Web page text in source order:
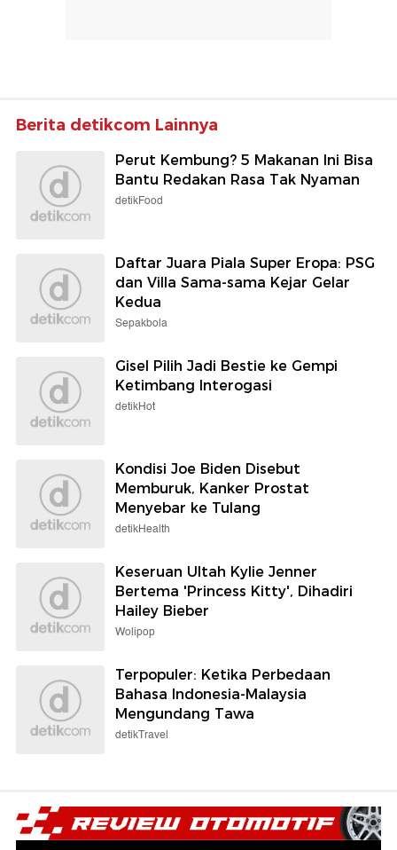
Berita detikcom Lainnya
Perut Kembung? 5 Makanan Ini Bisa
Bantu Redakan Rasa Tak Nyaman
detikFood
Daftar Juara Piala Super Eropa: PSG
dan Villa Sama-sama Kejar Gelar
Kedua
Sepakbola
Gisel Pilih Jadi Bestie ke Gempi
Ketimbang Interogasi
detikHot
Kondisi Joe Biden Disebut
Memburuk, Kanker Prostat
Menyebar ke Tulang
detikHealth
Keseruan Ultah Kylie Jenner
Bertema 'Princess Kitty', Dihadiri
Hailey Bieber
Wolipop
Terpopuler: Ketika Perbedaan
Bahasa Indonesia-Malaysia
Mengundang Tawa
detikTravel